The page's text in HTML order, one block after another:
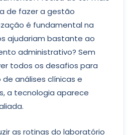
de fazer a gestão
é fundamental na
ajudariam bastante ao
administrativo? Sem
todos os desafios para
análises clínicas e
a tecnologia aparece
as rotinas do laboratório